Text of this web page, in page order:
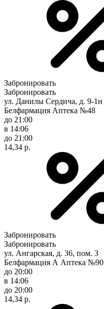
Забронировать
Забронировать
ул. Данилы Сердича, д. 9-1н
Белфармация Аптека №48
до 21:00
в 14:06
до 21:00
14,34 р.
Забронировать
Забронировать
ул. Ангарская, д. 36, пом. 3
Белфармация А Аптека №90
до 20:00
в 14:06
до 20:00
14,34 р.